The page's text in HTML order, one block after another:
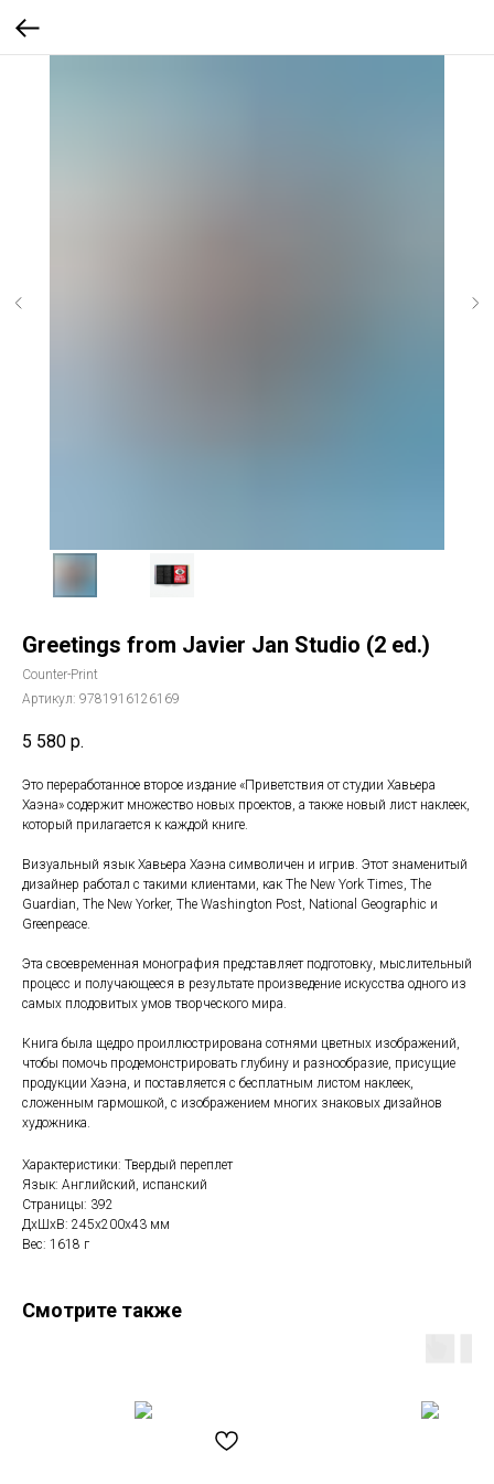
Greetings from Javier Jan Studio (2 ed.)
Counter-Print
Артикул: 9781916126169
5 580 р.
Это переработанное второе издание «Приветствия от студии Хавьера
Хаэна» содержит множество новых проектов, а также новый лист наклеек,
который прилагается к каждой книге.
Визуальный язык Хавьера Хаэна символичен и игрив. Этот знаменитый
дизайнер работал с такими клиентами, как The New York Times, The
Guardian, The New Yorker, The Washington Post, National Geographic и
Greenpeace.
Эта своевременная монография представляет подготовку, мыслительный
процесс и получающееся в результате произведение искусства одного из
самых плодовитых умов творческого мира.
Книга была щедро проиллюстрирована сотнями цветных изображений,
чтобы помочь продемонстрировать глубину и разнообразие, присущие
продукции Хаэна, и поставляется с бесплатным листом наклеек,
сложенным гармошкой, с изображением многих знаковых дизайнов
художника.
Характеристики: Твердый переплет
Язык: Английский, испанский
Страницы: 392
ДxШxВ: 245x200x43 мм
Вес: 1618 г
Смотрите также